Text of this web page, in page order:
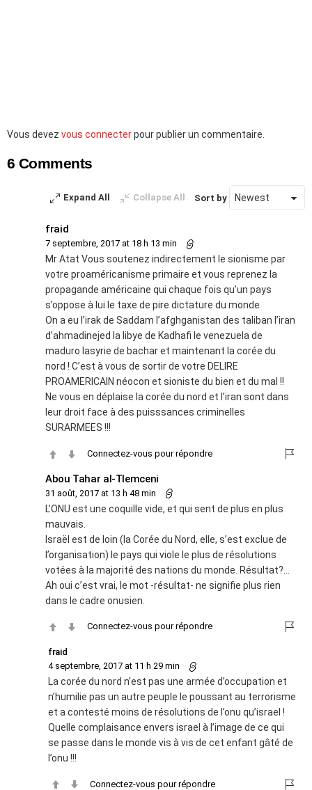
Laisser
commentaire
Vous devez vous connecterpour publier un commentaire.
6 Comments
Expand All Collapse All Sort by
fraid
7 septembre, 2017 at 18 h 13 min
Mr Atat Vous soutenez indirectement le sionisme par
votre proaméricanisme primaire et vous reprenez la
propagande américaine qui chaque fois qu’un pays
s’oppose à lui le taxe de pire dictature du monde
On a eu l’irak de Saddam l’afghganistan des taliban l’iran
d’ahmadinejed la libye de Kadhafi le venezuela de
maduro lasyrie de bachar et maintenant la corée du
nord ! C’est à vous de sortir de votre DELIRE
PROAMERICAIN néocon et sioniste du bien et du mal !!
Ne vous en déplaise la corée du nord et l’iran sont dans
leur droit face à des puisssances criminelles
SURARMEES !!!
Connectez-vous pour répondre
Abou Tahar al-Tlemceni
31 août, 2017 at 13 h 48 min
L’ONU est une coquille vide, et qui sent de plus en plus
mauvais.
Israël est de loin (la Corée du Nord, elle, s’est exclue de
l’organisation) le pays qui viole le plus de résolutions
votées à la majorité des nations du monde. Résultat?…
Ah oui c’est vrai, le mot -résultat- ne signifie plus rien
dans le cadre onusien.
Connectez-vous pour répondre
fraid
4 septembre, 2017 at 11 h 29 min
La corée du nord n’est pas une armée d’occupation et
n’humilie pas un autre peuple le poussant au terrorisme
et a contesté moins de résolutions de l’onu qu’israel !
Quelle complaisance envers israel à l’image de ce qui
se passe dans le monde vis à vis de cet enfant gâté de
l’onu !!!
Connectez-vous pour répondre